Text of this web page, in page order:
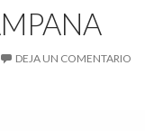
DEJA UN COMENTARIO